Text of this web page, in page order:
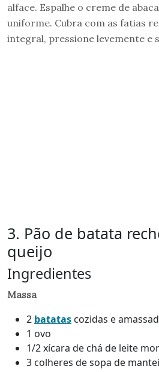
alface. Espalhe o creme de
uniforme. Cubra com as fatias
integral, pressione levemente e
3. Pão de batata
queijo
Ingredientes
Massa
2 batatas cozidas e
1 ovo
1/2 xícara de chá de leite
3 colheres de sopa de